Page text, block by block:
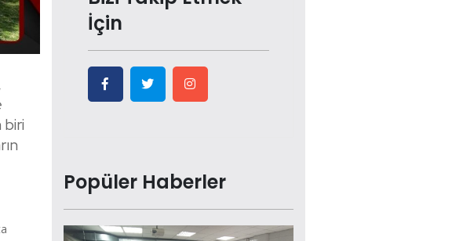
biri
İçin
Popüler Haberler